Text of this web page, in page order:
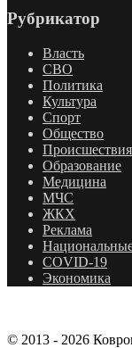
Рубрикатор
Власть
СВО
Политика
Культура
Спорт
Общество
Происшествия
Образование
Медицина
МЧС
ЖКХ
Реклама
COVID-19
Экономика
© 2013 - 2026